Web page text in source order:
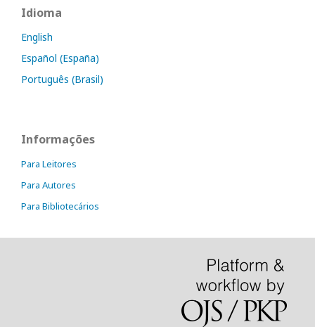
Idioma
English
Español (España)
Português (Brasil)
Informações
Para Leitores
Para Autores
Para Bibliotecários